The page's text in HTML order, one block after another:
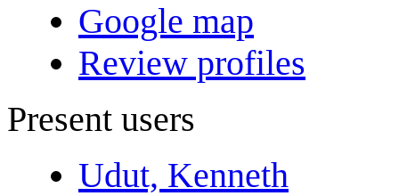
Google map
Review profiles
Present users
Udut, Kenneth